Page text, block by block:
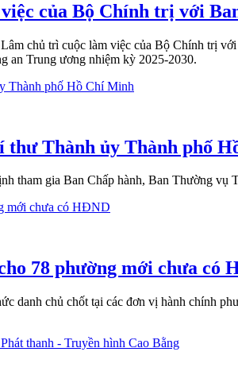
của Bộ Chính trị với
chủ trì cuộc làm việc của Bộ Chính trị
an Trung ương nhiệm kỳ 2025-2030.
Thành ủy Thành phố
tham gia Ban Chấp hành, Ban Thường
78 phường mới chưa có
danh chủ chốt tại các đơn vị hành chính